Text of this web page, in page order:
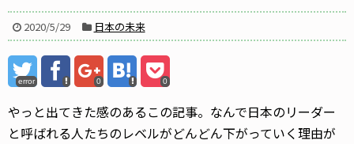
2020/5/29 日本の未来
error 0 0
やっと出てきた感のあるこの記事。なんで日本のリーダー
と呼ばれる人たちのレベルがどんどん下がっていく理由が